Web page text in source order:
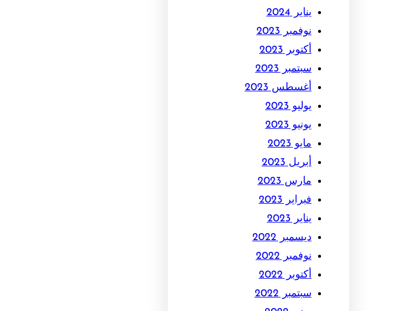
يناير 2024
نوفمبر 2023
أكتوبر 2023
سبتمبر 2023
أغسطس 2023
يوليو 2023
يونيو 2023
مايو 2023
أبريل 2023
مارس 2023
فبراير 2023
يناير 2023
ديسمبر 2022
نوفمبر 2022
أكتوبر 2022
سبتمبر 2022